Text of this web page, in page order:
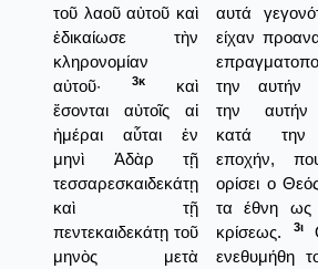
τοῦ λαοῦ αὐτοῦ καὶ
ἐδικαίωσε τὴν
κληρονομίαν
αὐτοῦ·
3κ
καὶ
ἔσονται αὐτοῖς αἱ
ἡμέραι αὗται ἐν
μηνὶ Ἀδὰρ τῇ
τεσσαρεσκαιδεκάτῃ
καὶ τῇ
πεντεκαιδεκάτῃ τοῦ
μηνὸς μετὰ
αυτά
είχαν
την αυτήν
την
κατά την
εποχήν,
ορίσει ο
τα έθνη ως
κρίσεως.
3ι
ενεθυμήθη